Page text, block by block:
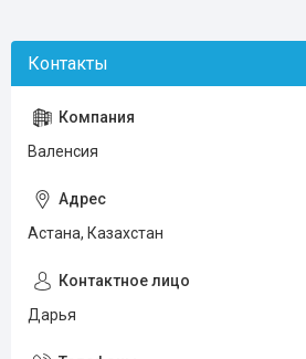
Валенсия
Астана, Казахстан
Дарья